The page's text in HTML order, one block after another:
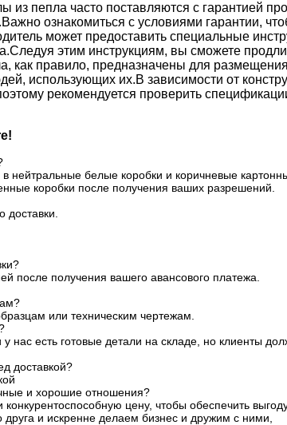
из пепла часто поставляются с гарантией
ознакомиться с условиями гарантии,
может предоставить специальные
этим инструкциям, вы сможете
как правило, предназначены для
использующих их.В зависимости от
рекомендуется проверить
белые коробки и коричневые
коробки после получения ваших разрешений.
доставки.
после получения вашего авансового платежа.
или техническим чертежам.
есть готовые детали на складе, но клиенты
доставкой?
и хорошие отношения?
цену, чтобы обеспечить
и искренне делаем бизнес и дружим с ними,